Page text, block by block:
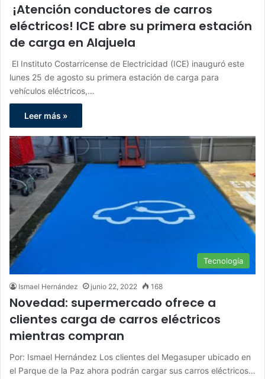
¡Atención conductores de carros
eléctricos! ICE abre su primera estación
de carga en Alajuela
El Instituto Costarricense de Electricidad (ICE) inauguró este
lunes 25 de agosto su primera estación de carga para
vehículos eléctricos,…
Leer más »
Tecnología
Ismael Hernández junio 22, 2022 168
Novedad: supermercado ofrece a
clientes carga de carros eléctricos
mientras compran
Por: Ismael Hernández Los clientes del Megasuper ubicado en
el Parque de la Paz ahora podrán cargar sus carros eléctricos…